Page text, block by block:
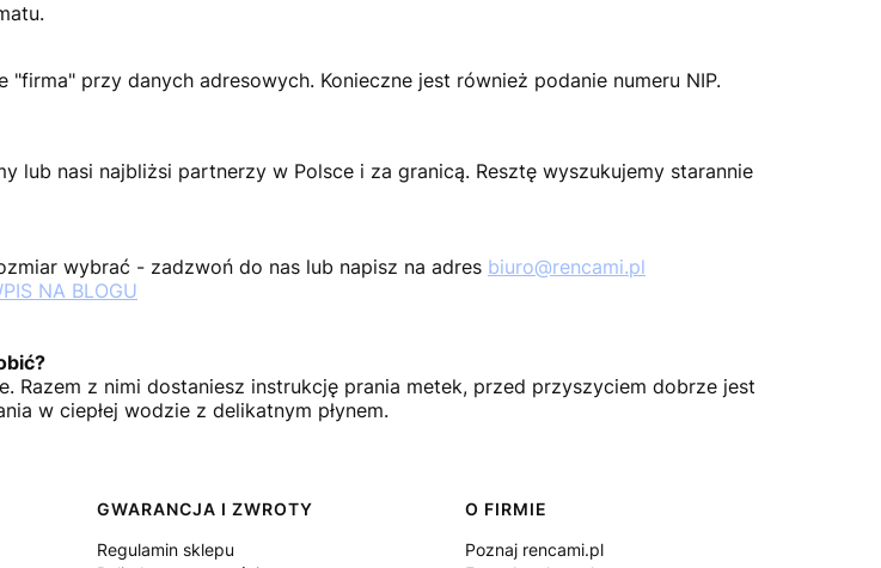
przy danych adresowych. Konieczne jest również podanie numeru NIP.
lub nasi najbliżsi partnerzy w Polsce i za granicą. Resztę wyszukujemy starannie
wybrać - zadzwoń do nas lub napisz na adres biuro@rencami.pl
NA BLOGU
Razem z nimi dostaniesz instrukcję prania metek, przed przyszyciem dobrze jest
w ciepłej wodzie z delikatnym płynem.
GWARANCJA I ZWROTY
Regulamin sklepu
O FIRMIE
Poznaj rencami.pl